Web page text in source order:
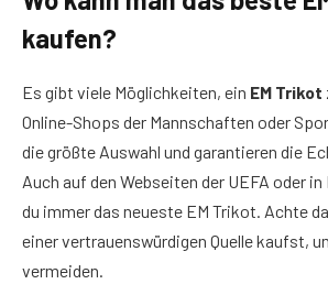
kaufen?
Es gibt viele Möglichkeiten, ein EM Trikot
Online-Shops der Mannschaften oder
die größte Auswahl und garantieren die
Auch auf den Webseiten der UEFA oder
du immer das neueste EM Trikot. Achte
einer vertrauenswürdigen Quelle kaufst,
vermeiden.